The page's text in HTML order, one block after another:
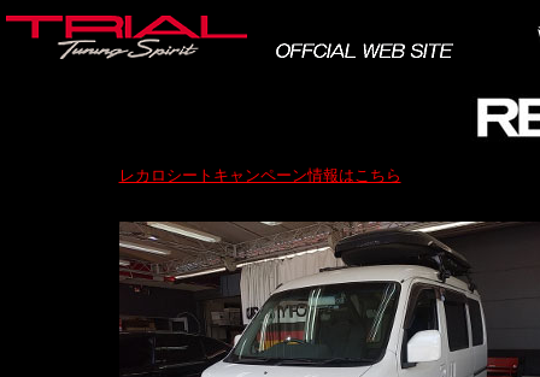
レカロシートキャンペーン情報はこちら